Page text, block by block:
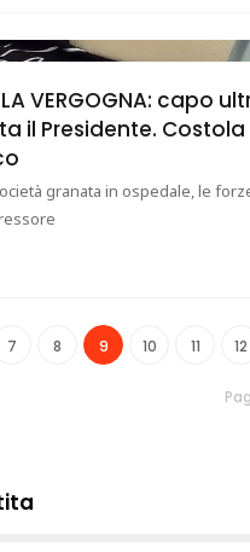
LA VERGOGNA: capo
il Presidente.
granata in ospedale, le
7 8 9 10 11 12